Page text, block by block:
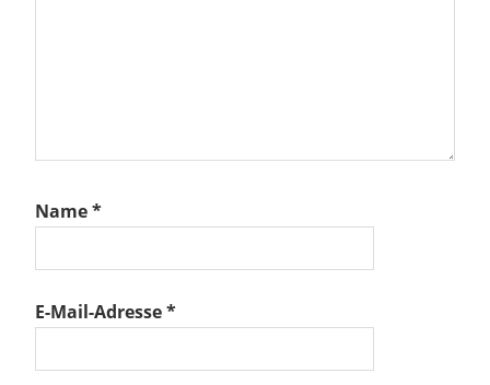
Name*
E-Mail-Adresse*